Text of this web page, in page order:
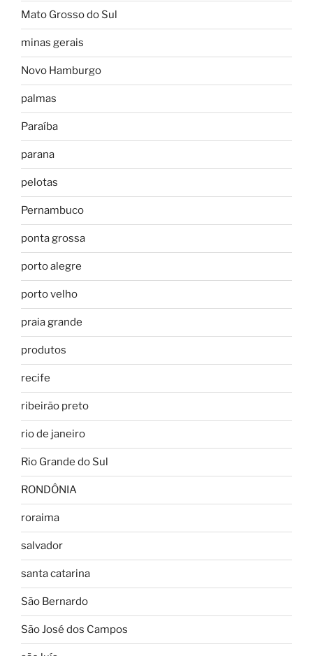
Mato Grosso do Sul
minas gerais
Novo Hamburgo
palmas
Paraíba
parana
pelotas
Pernambuco
ponta grossa
porto alegre
porto velho
praia grande
produtos
recife
ribeirão preto
rio de janeiro
Rio Grande do Sul
RONDÔNIA
roraima
salvador
santa catarina
São Bernardo
São José dos Campos